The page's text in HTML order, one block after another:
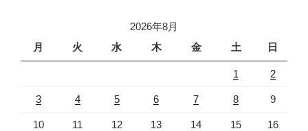
2026年8月
月
火 水 木 金 土 日
1 2
3 4 5 6 7 8 9
10 11 12 13 14 15 16